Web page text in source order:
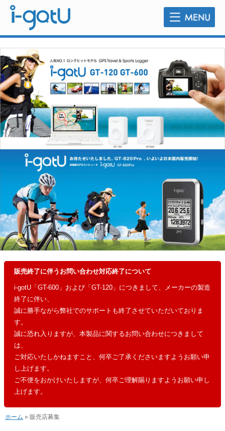
販売終了に伴うお問い合わせ対応終了について
i-gotU「GT-600」および「GT-120」につきまして、メーカーの製造
終了に伴い、
誠に勝手ながら弊社でのサポートも終了させていただいておりま
す。
誠に恐れ入りますが、本製品に関するお問い合わせにつきまして
は、
ご対応いたしかねますこと、何卒ご了承くださいますようお願い申
し上げます。
ご不便をおかけいたしますが、何卒ご理解賜りますようお願い申し
上げます。
ホーム » 販売店募集